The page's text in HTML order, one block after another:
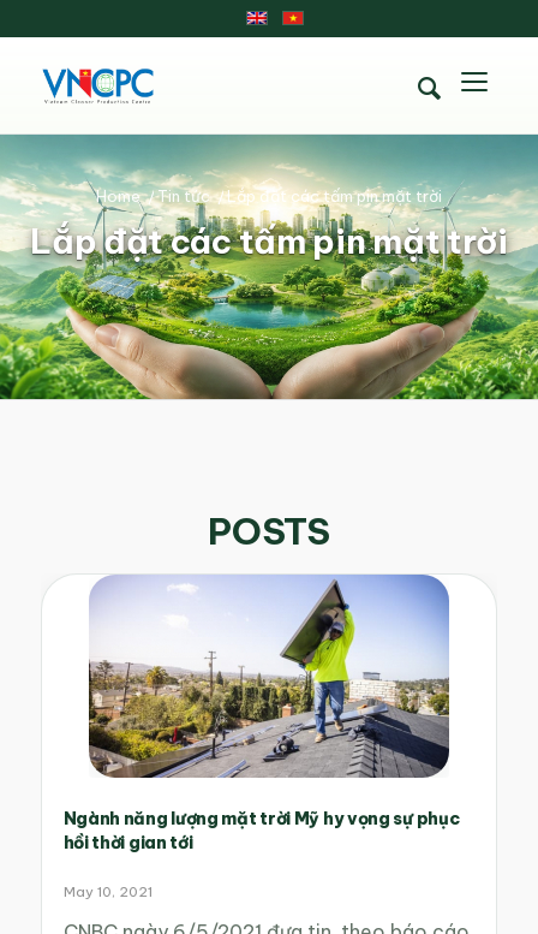
Lắp đặt các tấm pin mặt trời
Home /Tin tức /Lắp đặt các tấm pin mặt trời
POSTS
Ngành năng lượng mặt trời Mỹ hy vọng sự phục
hồi thời gian tới
May 10, 2021